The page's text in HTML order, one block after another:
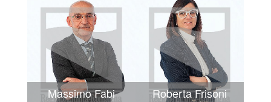
Massimo Fabi Roberta Frisoni